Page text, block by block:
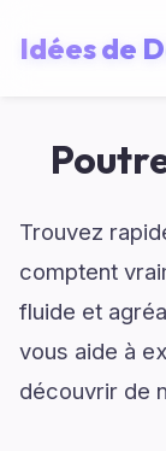
Idées de
Trouvez
comptent
fluide et
vous aide à
découvrir de